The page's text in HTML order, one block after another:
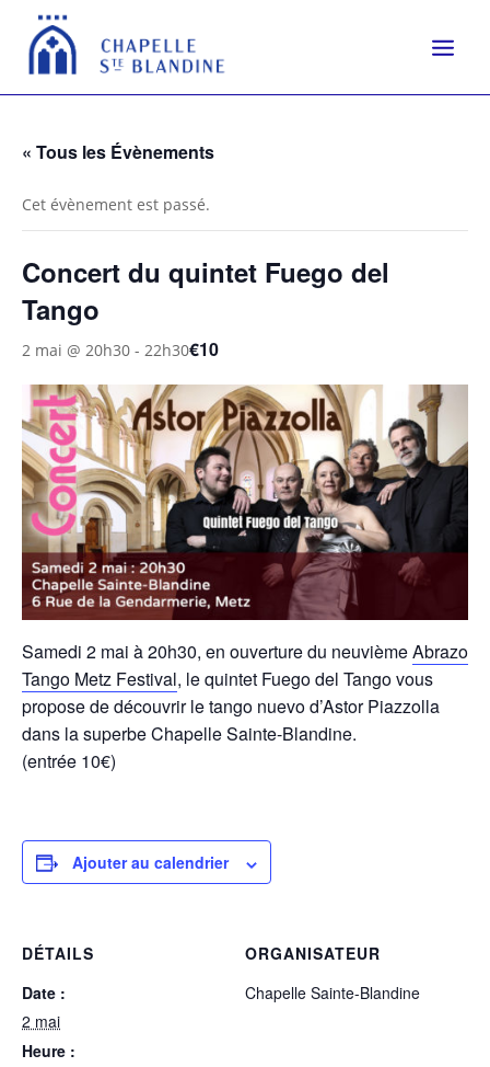
« Tous les Évènements
Cet évènement est passé.
Concert du quintet Fuego del
Tango
2 mai @ 20h30 - 22h30€10
Samedi 2 mai à 20h30, en ouverture du neuvièmeAbrazo
Tango Metz Festival, le quintet Fuego del Tango vous
propose de découvrir le tango nuevo d’Astor Piazzolla
dans la superbe Chapelle Sainte-Blandine.
(entrée 10€)
Ajouter au calendrier
DÉTAILS
Date :
2 mai
Heure :
ORGANISATEUR
Chapelle Sainte-Blandine